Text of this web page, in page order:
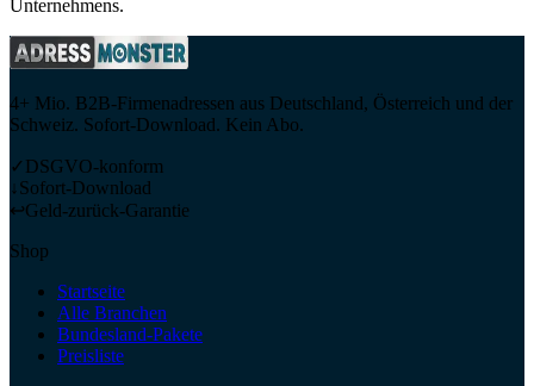
Unternehmens.
4+ Mio. B2B-Firmenadressen aus Deutschland, Österreich und der
Schweiz. Sofort-Download. Kein Abo.
✓ DSGVO-konform
↓Sofort-Download
↩Geld-zurück-Garantie
Shop
Startseite
Alle Branchen
Bundesland-Pakete
Preisliste